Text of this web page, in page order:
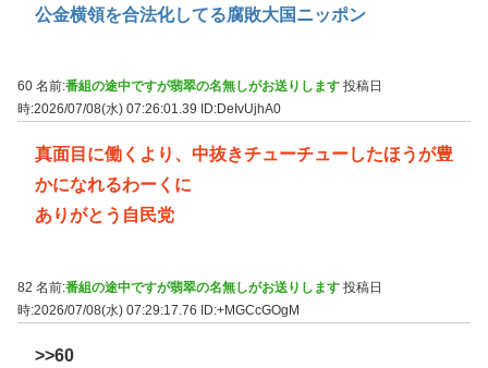
公金横領を合法化してる腐敗大国ニッポン
60 名前:番組の途中ですが翡翠の名無しがお送りします 投稿日
時:2026/07/08(水) 07:26:01.39
ID:DeIvUjhA0
真面目に働くより、中抜きチューチューしたほうが豊
かになれるわーくに
ありがとう自民党
82 名前:番組の途中ですが翡翠の名無しがお送りします 投稿日
時:2026/07/08(水) 07:29:17.76 ID:+MGCcGOgM
>>60